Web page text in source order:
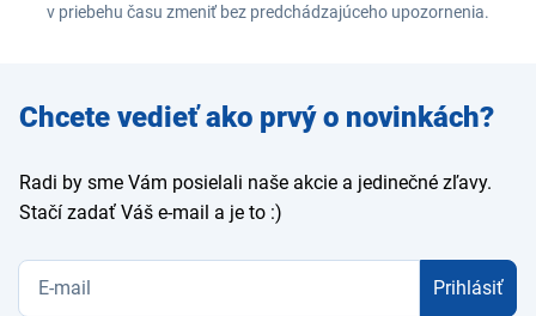
v priebehu času zmeniť bez predchádzajúceho upozornenia.
Zadajte
e-mail
Chcete vedieť ako prvý o novinkách?
Radi by sme Vám posielali naše akcie a jedinečné zľavy.
Stačí zadať Váš e-mail a je to :)
Prihlásiť